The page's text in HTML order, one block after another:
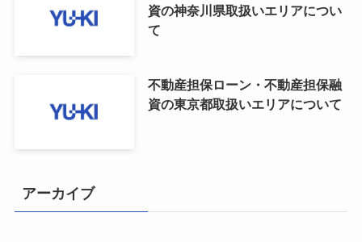
資の神奈川県取扱いエリアについ
て
不動産担保ローン・不動産担保融
資の東京都取扱いエリアについて
アーカイブ